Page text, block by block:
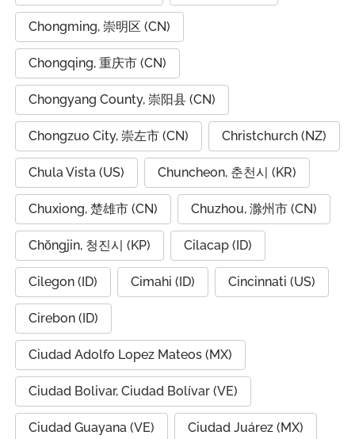
Chongming, 崇明区 (CN)
Chongqing, 重庆市 (CN)
Chongyang County, 崇阳县 (CN)
Chongzuo City, 崇左市 (CN) Christchurch (NZ)
Chula Vista (US) Chuncheon, 춘천시 (KR)
Chuxiong, 楚雄市 (CN) Chuzhou, 滁州市 (CN)
Chŏngjin, 청진시 (KP) Cilacap (ID)
Cilegon (ID) Cimahi (ID) Cincinnati (US)
Cirebon (ID)
Ciudad Adolfo Lopez Mateos (MX)
Ciudad Bolivar, Ciudad Bolívar (VE)
Ciudad Guayana (VE) Ciudad Juárez (MX)